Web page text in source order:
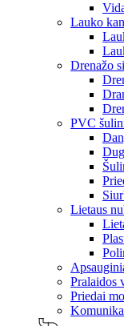
Lauko
Drenažo
PVC
Lietaus
Pralaidos
Priedai